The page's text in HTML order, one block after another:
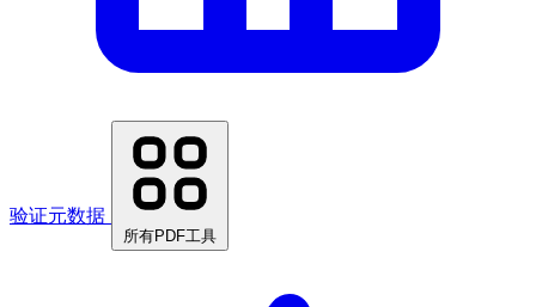
验证元数据
所有PDF工具